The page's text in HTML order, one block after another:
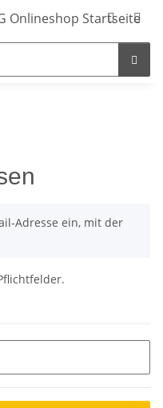
Adresse ein, mit der